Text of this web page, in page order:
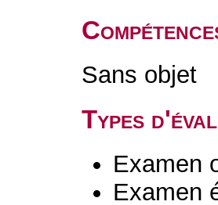
Sans objet
Types
Examen
Examen